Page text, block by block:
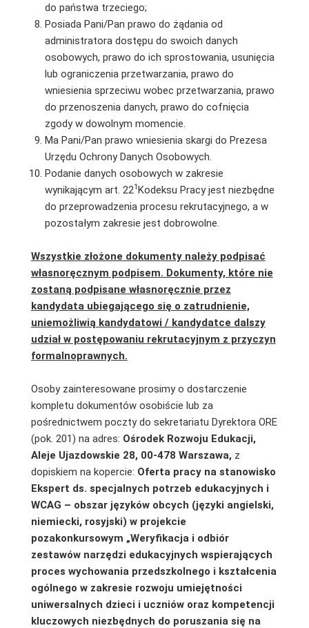
do państwa trzeciego;
Posiada Pani/Pan prawo do żądania od
administratora dostępu do swoich danych
osobowych, prawo do ich sprostowania, usunięcia
lub ograniczenia przetwarzania, prawo do
wniesienia sprzeciwu wobec przetwarzania, prawo
do przenoszenia danych, prawo do cofnięcia
zgody w dowolnym momencie.
Ma Pani/Pan prawo wniesienia skargi do Prezesa
Urzędu Ochrony Danych Osobowych.
Podanie danych osobowych w zakresie
wynikającym art. 221Kodeksu Pracy jest niezbędne
do przeprowadzenia procesu rekrutacyjnego, a w
pozostałym zakresie jest dobrowolne.
Wszystkie złożone dokumenty należy podpisać
własnoręcznym podpisem. Dokumenty, które nie
zostaną podpisane własnoręcznie przez
kandydata ubiegającego się o zatrudnienie,
uniemożliwią kandydatowi / kandydatce dalszy
udział w postępowaniu rekrutacyjnym z przyczyn
formalnoprawnych.
Osoby zainteresowane prosimy o dostarczenie
kompletu dokumentów osobiście lub za
pośrednictwem poczty do sekretariatu Dyrektora ORE
(pok. 201) na adres: Ośrodek Rozwoju Edukacji,
Aleje Ujazdowskie 28, 00-478 Warszawa, z
dopiskiem na kopercie: Oferta pracy na stanowisko
Ekspert ds. specjalnych potrzeb edukacyjnych i
WCAG – obszar języków obcych (języki angielski,
niemiecki, rosyjski) w projekcie
pozakonkursowym „Weryfikacja i odbiór
zestawów narzędzi edukacyjnych wspierających
proces wychowania przedszkolnego i kształcenia
ogólnego w zakresie rozwoju umiejętności
uniwersalnych dzieci i uczniów oraz kompetencji
kluczowych niezbędnych do poruszania się na